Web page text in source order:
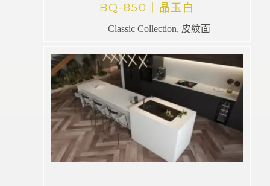
BQ-850丨晶玉白
Classic Collection, 皮紋面